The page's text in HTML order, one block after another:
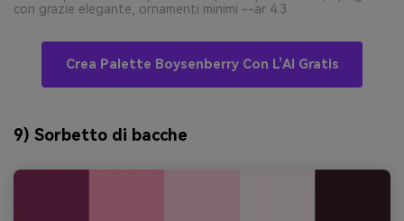
con grazie elegante, ornamenti minimi --ar 4:3
Crea Palette Boysenberry Con L’AI Gratis
9) Sorbetto di bacche